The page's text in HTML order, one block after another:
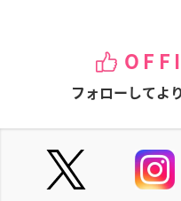
フォローしてよ